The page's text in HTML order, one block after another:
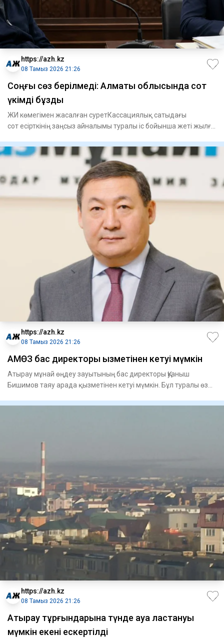
https://azh.kz
08 Тамыз 2026 21:26
​Соңғы сөз берілмеді: Алматы облысында сот
үкімді бұзды
ЖИ көмегімен жасалған суретКассациялық сатыдағы
сот есірткінің заңсыз айналымы туралы іс бойынша жеті жылға
https://azh.kz
08 Тамыз 2026 21:26
АМӨЗ бас директоры қызметінен кетуі мүмкін
Атырау мұнай өңдеу зауытының бас директоры Қуаныш
Бишимов таяу арада қызметінен кетуі мүмкін. Бұл туралы өз
https://azh.kz
08 Тамыз 2026 21:26
Атырау тұрғындарына түнде ауа ластануы
мүмкін екені ескертілді